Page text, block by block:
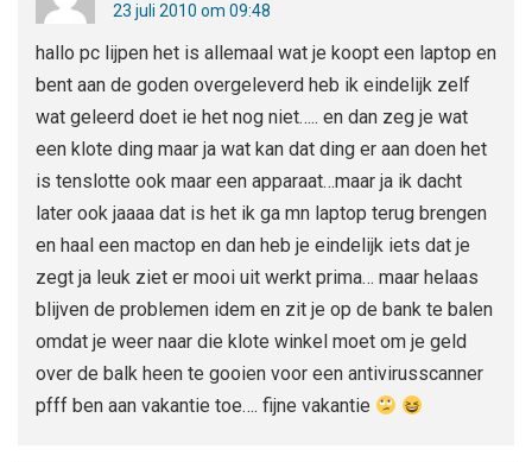
23 juli 2010 om 09:48
hallo pc lijpen het is allemaal wat je koopt een laptop en
bent aan de goden overgeleverd heb ik eindelijk zelf
wat geleerd doet ie het nog niet….. en dan zeg je wat
een klote ding maar ja wat kan dat ding er aan doen het
is tenslotte ook maar een apparaat…maar ja ik dacht
later ook jaaaa dat is het ik ga mn laptop terug brengen
en haal een mactop en dan heb je eindelijk iets dat je
zegt ja leuk ziet er mooi uit werkt prima… maar helaas
blijven de problemen idem en zit je op de bank te balen
omdat je weer naar die klote winkel moet om je geld
over de balk heen te gooien voor een antivirusscanner
pfff ben aan vakantie toe…. fijne vakantie